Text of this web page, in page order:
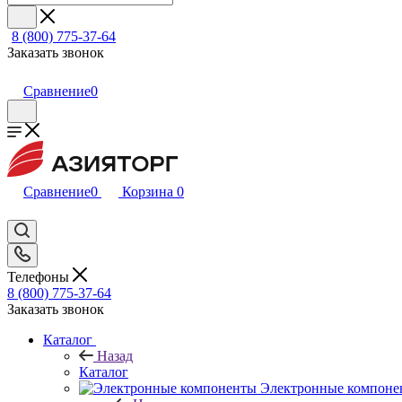
8 (800) 775-37-64
Заказать звонок
Сравнение0
Сравнение0 Корзина 0
Телефоны
8 (800) 775-37-64
Заказать звонок
Каталог
Назад
Каталог
Электронные